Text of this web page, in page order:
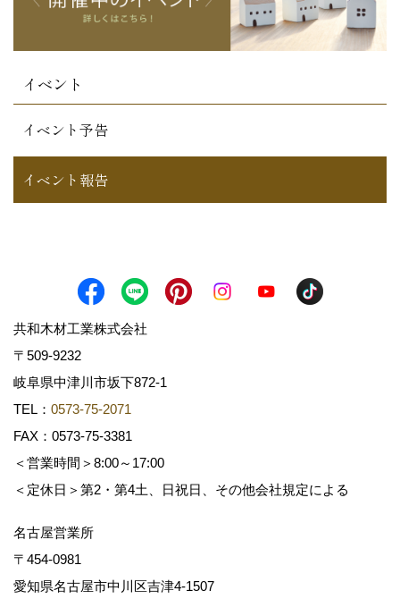
イベント
イベント予告
イベント報告
共和木材工業株式会社
〒509-9232
岐阜県中津川市坂下872‐1
TEL： 0573-75-2071
FAX：0573-75-3381
＜営業時間＞8:00～17:00
＜定休日＞第2・第4土、日祝日、その他会社規定による
名古屋営業所
〒454-0981
愛知県名古屋市中川区吉津4-1507